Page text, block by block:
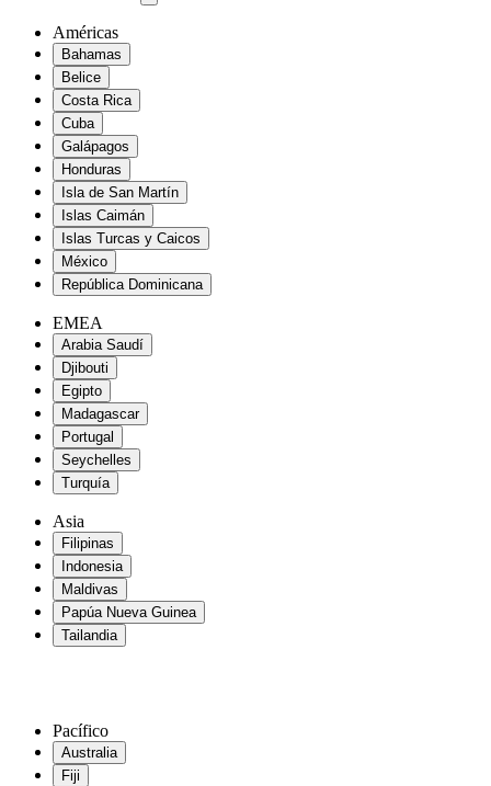
Américas
Bahamas
Belice
Costa Rica
Cuba
Galápagos
Honduras
Isla de San Martín
Islas Caimán
Islas Turcas y Caicos
México
República Dominicana
EMEA
Arabia Saudí
Djibouti
Egipto
Madagascar
Portugal
Seychelles
Turquía
Asia
Filipinas
Indonesia
Maldivas
Papúa Nueva Guinea
Tailandia
Pacífico
Australia
Fiji